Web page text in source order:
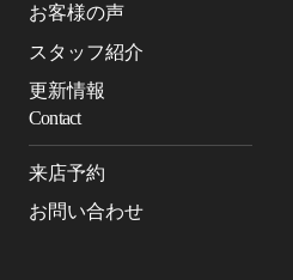
お客様の声
スタッフ紹介
更新情報
Contact
来店予約
お問い合わせ